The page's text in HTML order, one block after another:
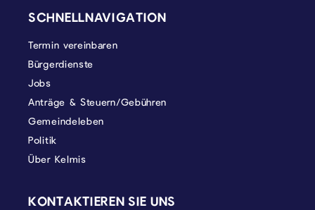
SCHNELLNAVIGATION
Termin vereinbaren
Bürgerdienste
Jobs
Anträge & Steuern/Gebühren
Gemeindeleben
Politik
Über Kelmis
KONTAKTIEREN SIE UNS